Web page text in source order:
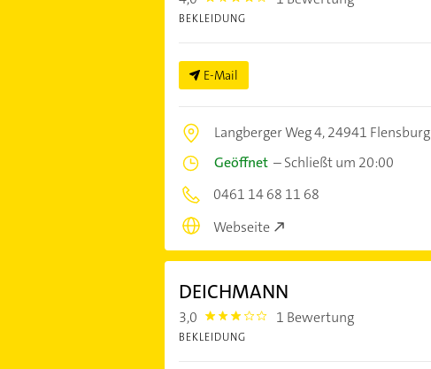
BEKLEIDUNG
E-Mail
Langberger Weg 4,24941 Flensburg
Geöffnet–Schließt um 20:00
0461 14 68 11 68
Webseite
DEICHMANN
3,0 3.0 1 Bewertung
BEKLEIDUNG